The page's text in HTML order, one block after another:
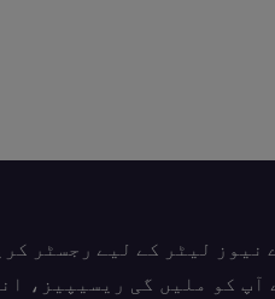
نیوز لیٹر کے لیے رجسٹر
آپ کو ملیں گی ریسیپیز،